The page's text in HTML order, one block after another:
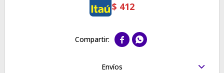
$ 412
 
Envíos